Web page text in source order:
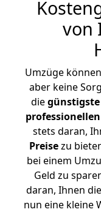
von
Umzüge
aber keine
diegünstigste
stets daran,
Preisezu
bei einem
Geld zu
daran, Ihnen
nun eine kleine